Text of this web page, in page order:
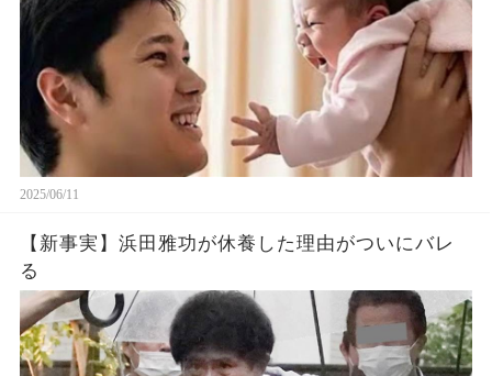
2025/06/11
【新事実】浜田雅功が休養した理由がついにバレ
る